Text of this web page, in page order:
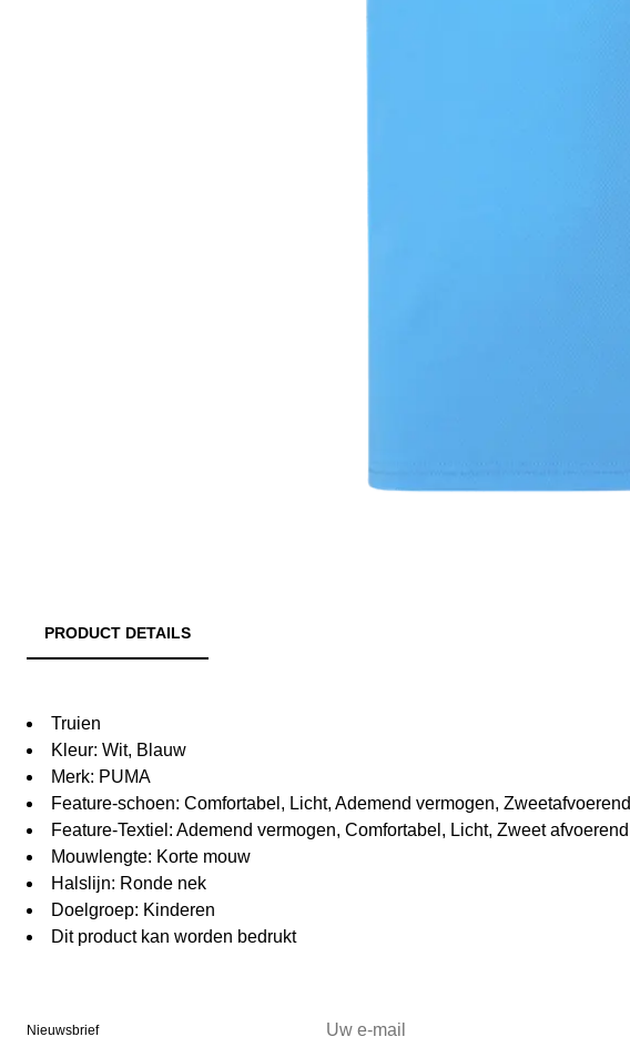
PRODUCT DETAILS
Truien
Kleur: Wit, Blauw
Merk: PUMA
Feature-schoen: Comfortabel, Licht, Ademend vermogen, Zweetafvoerend
Feature-Textiel: Ademend vermogen, Comfortabel, Licht, Zweet afvoerend
Mouwlengte: Korte mouw
Halslijn: Ronde nek
Doelgroep: Kinderen
Dit product kan worden bedrukt
Nieuwsbrief